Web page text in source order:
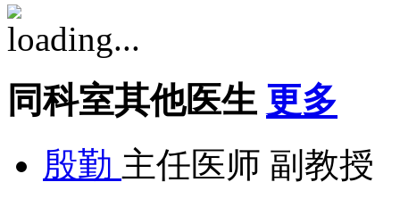
同科室其他医生 更多
殷勤 主任医师 副教授